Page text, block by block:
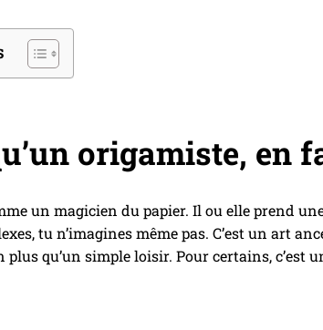
origamiste, en
un magicien du papier. Il ou elle prend
tu n’imagines même pas. C’est un art
plus qu’un simple loisir. Pour certains, c’est